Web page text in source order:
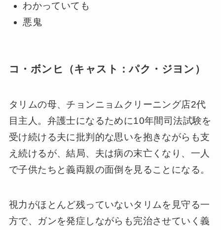
わかっていても
悪鬼
コ・ボンヒ（キャスト：パク・ジヨン）
タリムの母、チョンニョムクリーニング店2代
目主人。弁護士になるために10年間司法試験を
受け続ける夫に批判的な思いを抱きながらも支
え続けるが、結局、夫は病の末亡くなり、一人
で子供たちと義両親の面倒を見ることになる。
視力がほとんど残っていないタリムを見守る一
方で、ガンを発症しながらも完治させていく義